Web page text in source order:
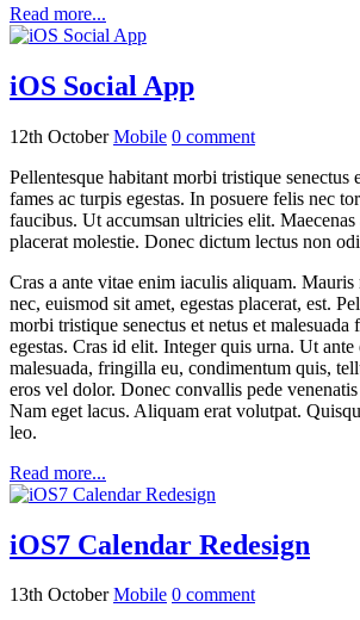
Read more...
iOS Social App
12th OctoberMobile 0 comment
Pellentesque habitant morbi tristique senectus
fames ac turpis egestas. In posuere felis nec
faucibus. Ut accumsan ultricies elit.
placerat molestie. Donec dictum lectus non
Cras a ante vitae enim iaculis aliquam. Mauris
nec, euismod sit amet, egestas placerat, est.
morbi tristique senectus et netus et malesuada
egestas. Cras id elit. Integer quis urna. Ut
malesuada, fringilla eu, condimentum quis,
eros vel dolor. Donec convallis pede
Nam eget lacus. Aliquam erat volutpat.
leo.
Read more...
iOS7 Calendar Redesign
13th OctoberMobile 0 comment